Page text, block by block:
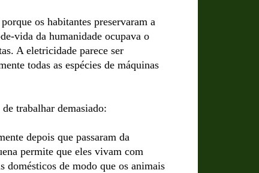
os habitantes preservaram a
vida da humanidade ocupava o
A eletricidade parece ser
todas as espécies de máquinas
de trabalhar demasiado:
depois que passaram da
permite que eles vivam com
domésticos de modo que os animais